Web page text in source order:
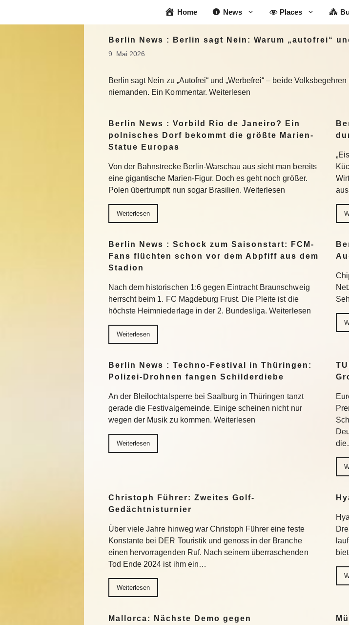
Home News Places
Berlin News : Berlin sagt Nein: Warum „autofrei“
9. Mai 2026
Berlin sagt Nein zu „Autofrei“ und „Werbefrei“ – beide
niemanden. Ein Kommentar. Weiterlesen
Berlin News : Vorbild Rio de Janeiro? Ein
polnisches Dorf bekommt die größte Marien-
Statue Europas
Von der Bahnstrecke Berlin-Warschau aus sieht man bereits
eine gigantische Marien-Figur. Doch es geht noch größer.
Polen übertrumpft nun sogar Brasilien. Weiterlesen
Weiterlesen
Berlin News : Schock zum Saisonstart: FCM-
Fans flüchten schon vor dem Abpfiff aus dem
Stadion
Nach dem historischen 1:6 gegen Eintracht Braunschweig
herrscht beim 1. FC Magdeburg Frust. Die Pleite ist die
höchste Heimniederlage in der 2. Bundesliga. Weiterlesen
Weiterlesen
Berlin News : Techno-Festival in Thüringen:
Polizei-Drohnen fangen Schilderdiebe
An der Bleilochtalsperre bei Saalburg in Thüringen tanzt
gerade die Festivalgemeinde. Einige scheinen nicht nur
wegen der Musik zu kommen. Weiterlesen
Weiterlesen
Christoph Führer: Zweites Golf-
Gedächtnisturnier
Über viele Jahre hinweg war Christoph Führer eine feste
Konstante bei DER Touristik und genoss in der Branche
einen hervorragenden Ruf. Nach seinem überraschenden
Tod Ende 2024 ist ihm ein…
Weiterlesen
Mallorca: Nächste Demo gegen